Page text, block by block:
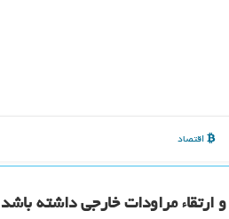
اقتصاد
مراودات خارجی داشته باشد